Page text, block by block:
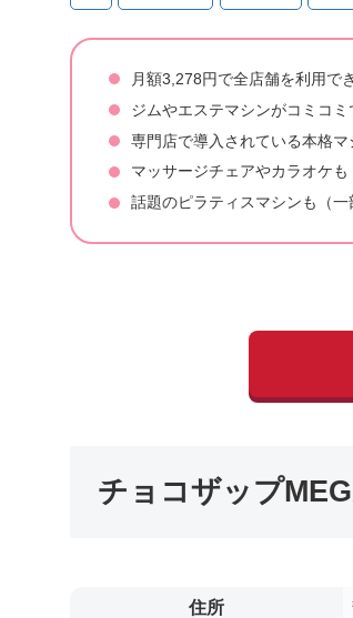
月額3,278円で全店舗を利用で
ジムやエステマシンがコミコミ
専門店で導入されている本格マ
マッサージチェアやカラオケも
話題のピラティスマシンも（一
チョコザップ
住所